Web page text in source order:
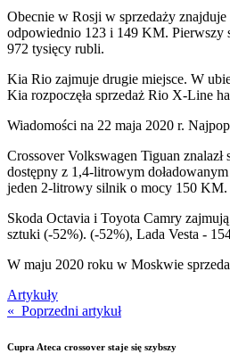
Obecnie w Rosji w sprzedaży
odpowiednio 123 i 149 KM. Pierwszy
972 tysięcy rubli.
Kia Rio zajmuje drugie miejsce. W
Kia rozpoczęła sprzedaż Rio X-Line
Wiadomości na 22 maja 2020 r.
Crossover Volkswagen Tiguan
dostępny z 1,4-litrowym
jeden 2-litrowy silnik o mocy 150 KM.
Skoda Octavia i Toyota Camry
sztuki (-52%). (-52%), Lada Vesta -
W maju 2020 roku w Moskwie
Artykuły
« Poprzedni artykuł
Cupra Ateca crossover staje się szybszy